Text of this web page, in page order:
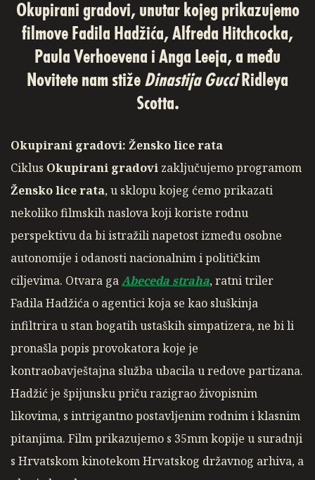
Okupirani gradovi, unutar kojeg prikazujemo
filmove Fadila Hadžića, Alfreda Hitchcocka,
Paula Verhoevena i Anga Leeja, a među
Novitete nam stiže Dinastija GucciRidleya
Scotta.
Okupirani gradovi: Žensko lice rata
Ciklus Okupirani gradovi zaključujemo programom
Žensko lice rata, u sklopu kojeg ćemo prikazati
nekoliko filmskih naslova koji koriste rodnu
perspektivu da bi istražili napetost između osobne
autonomije i odanosti nacionalnim i političkim
ciljevima. Otvara gaAbeceda straha, ratni triler
Fadila Hadžića o agentici koja se kao sluškinja
infiltrira u stan bogatih ustaških simpatizera, ne bi li
pronašla popis provokatora koje je
kontraobavještajna služba ubacila u redove partizana.
Hadžić je špijunsku priču razigrao živopisnim
likovima, s intrigantno postavljenim rodnim i klasnim
pitanjima. Film prikazujemo s 35mm kopije u suradnji
s Hrvatskom kinotekom Hrvatskog državnog arhiva, a